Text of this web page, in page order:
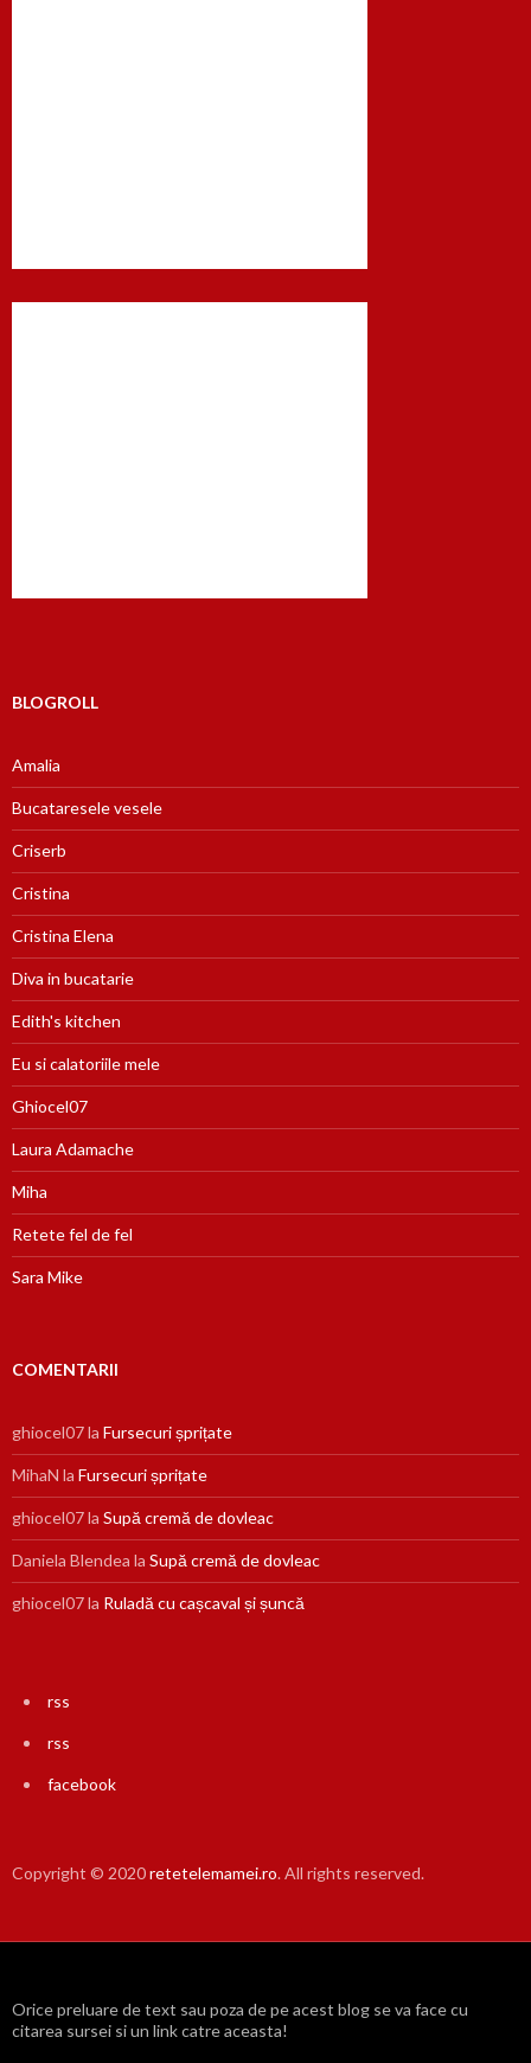
BLOGROLL
Amalia
Bucataresele vesele
Criserb
Cristina
Cristina Elena
Diva in bucatarie
Edith's kitchen
Eu si calatoriile mele
Ghiocel07
Laura Adamache
Miha
Retete fel de fel
Sara Mike
COMENTARII
ghiocel07la Fursecuri șprițate
MihaN la Fursecuri șprițate
ghiocel07la Supă cremă de dovleac
Daniela Blendea la Supă cremă de dovleac
ghiocel07la Ruladă cu cașcaval și șuncă
rss
rss
facebook
Copyright © 2020retetelemamei.ro. All rights reserved.
Orice preluare de text sau poza de pe acest blog se va face cu
citarea sursei si un link catre aceasta!